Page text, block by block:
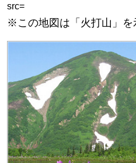
src=
※この地図は「火打山」を